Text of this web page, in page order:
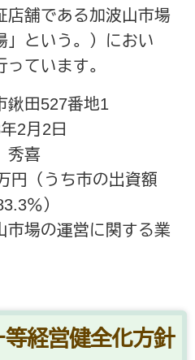
店舗である加波山市場
」という。）におい
ています。
527番地1
2月2日
喜
うち市の出資額
％）
の運営に関する業
経営健全化方針